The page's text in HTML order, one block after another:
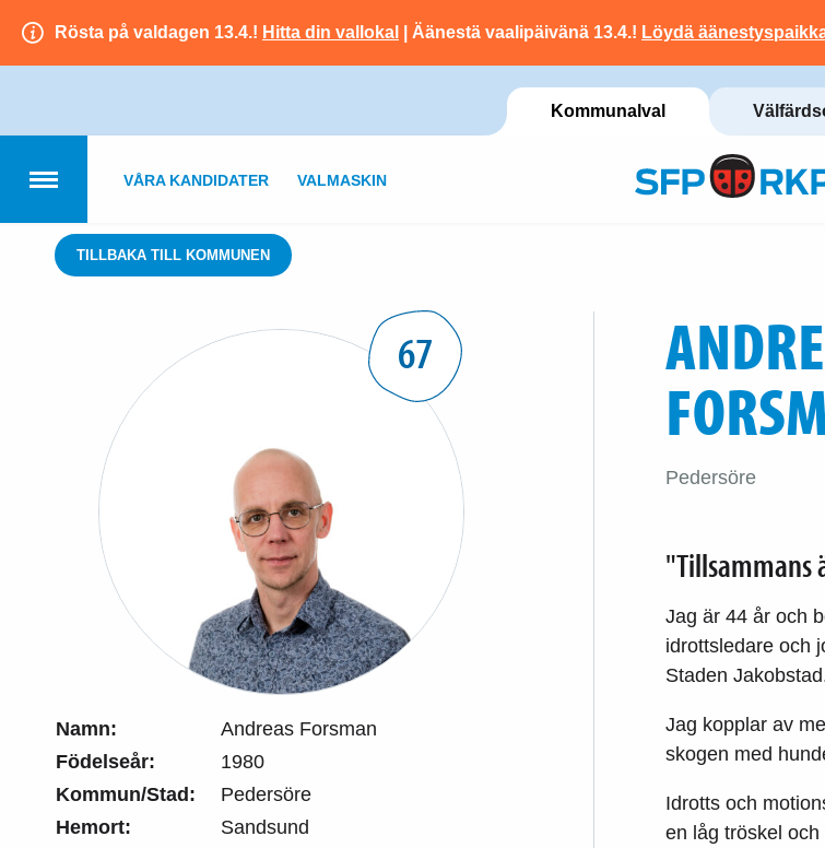
Rösta på valdagen 13.4.! Hitta din vallokal | Äänestä vaalipäivänä 13.4.! Löydä
Kommunalval
VÅRA KANDIDATER VALMASKIN
TILLBAKA TILL KOMMUNEN
67
Namn:
Andreas Forsman
Födelseår:
1980
Kommun/Stad:
Pedersöre
Hemort:
Sandsund
Pedersöre
"Tillsammans
Jag är 44 år och
idrottsledare och
Staden
Jag kopplar av
skogen med
Idrotts och
en låg tröskel